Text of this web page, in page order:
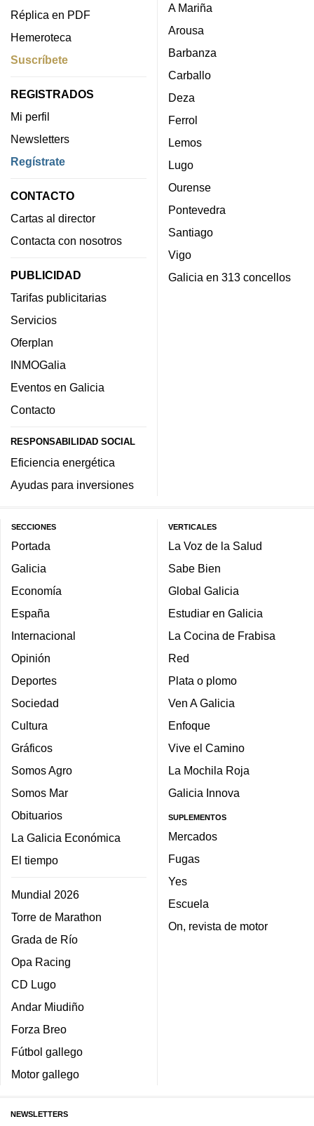
Réplica en PDF
Hemeroteca
Suscríbete
REGISTRADOS
Mi perfil
Newsletters
Regístrate
CONTACTO
Cartas al director
Contacta con nosotros
PUBLICIDAD
Tarifas publicitarias
Servicios
Oferplan
INMOGalia
Eventos en Galicia
Contacto
RESPONSABILIDAD SOCIAL
Eficiencia energética
Ayudas para inversiones
A Mariña
Arousa
Barbanza
Carballo
Deza
Ferrol
Lemos
Lugo
Ourense
Pontevedra
Santiago
Vigo
Galicia en 313 concellos
SECCIONES
Portada
Galicia
Economía
España
Internacional
Opinión
Deportes
Sociedad
Cultura
Gráficos
Somos Agro
Somos Mar
Obituarios
La Galicia Económica
El tiempo
Mundial 2026
Torre de Marathon
Grada de Río
Opa Racing
CD Lugo
Andar Miudiño
Forza Breo
Fútbol gallego
Motor gallego
VERTICALES
La Voz de la Salud
Sabe Bien
Global Galicia
Estudiar en Galicia
La Cocina de Frabisa
Red
Plata o plomo
Ven A Galicia
Enfoque
Vive el Camino
La Mochila Roja
Galicia Innova
SUPLEMENTOS
Mercados
Fugas
Yes
Escuela
On, revista de motor
NEWSLETTERS